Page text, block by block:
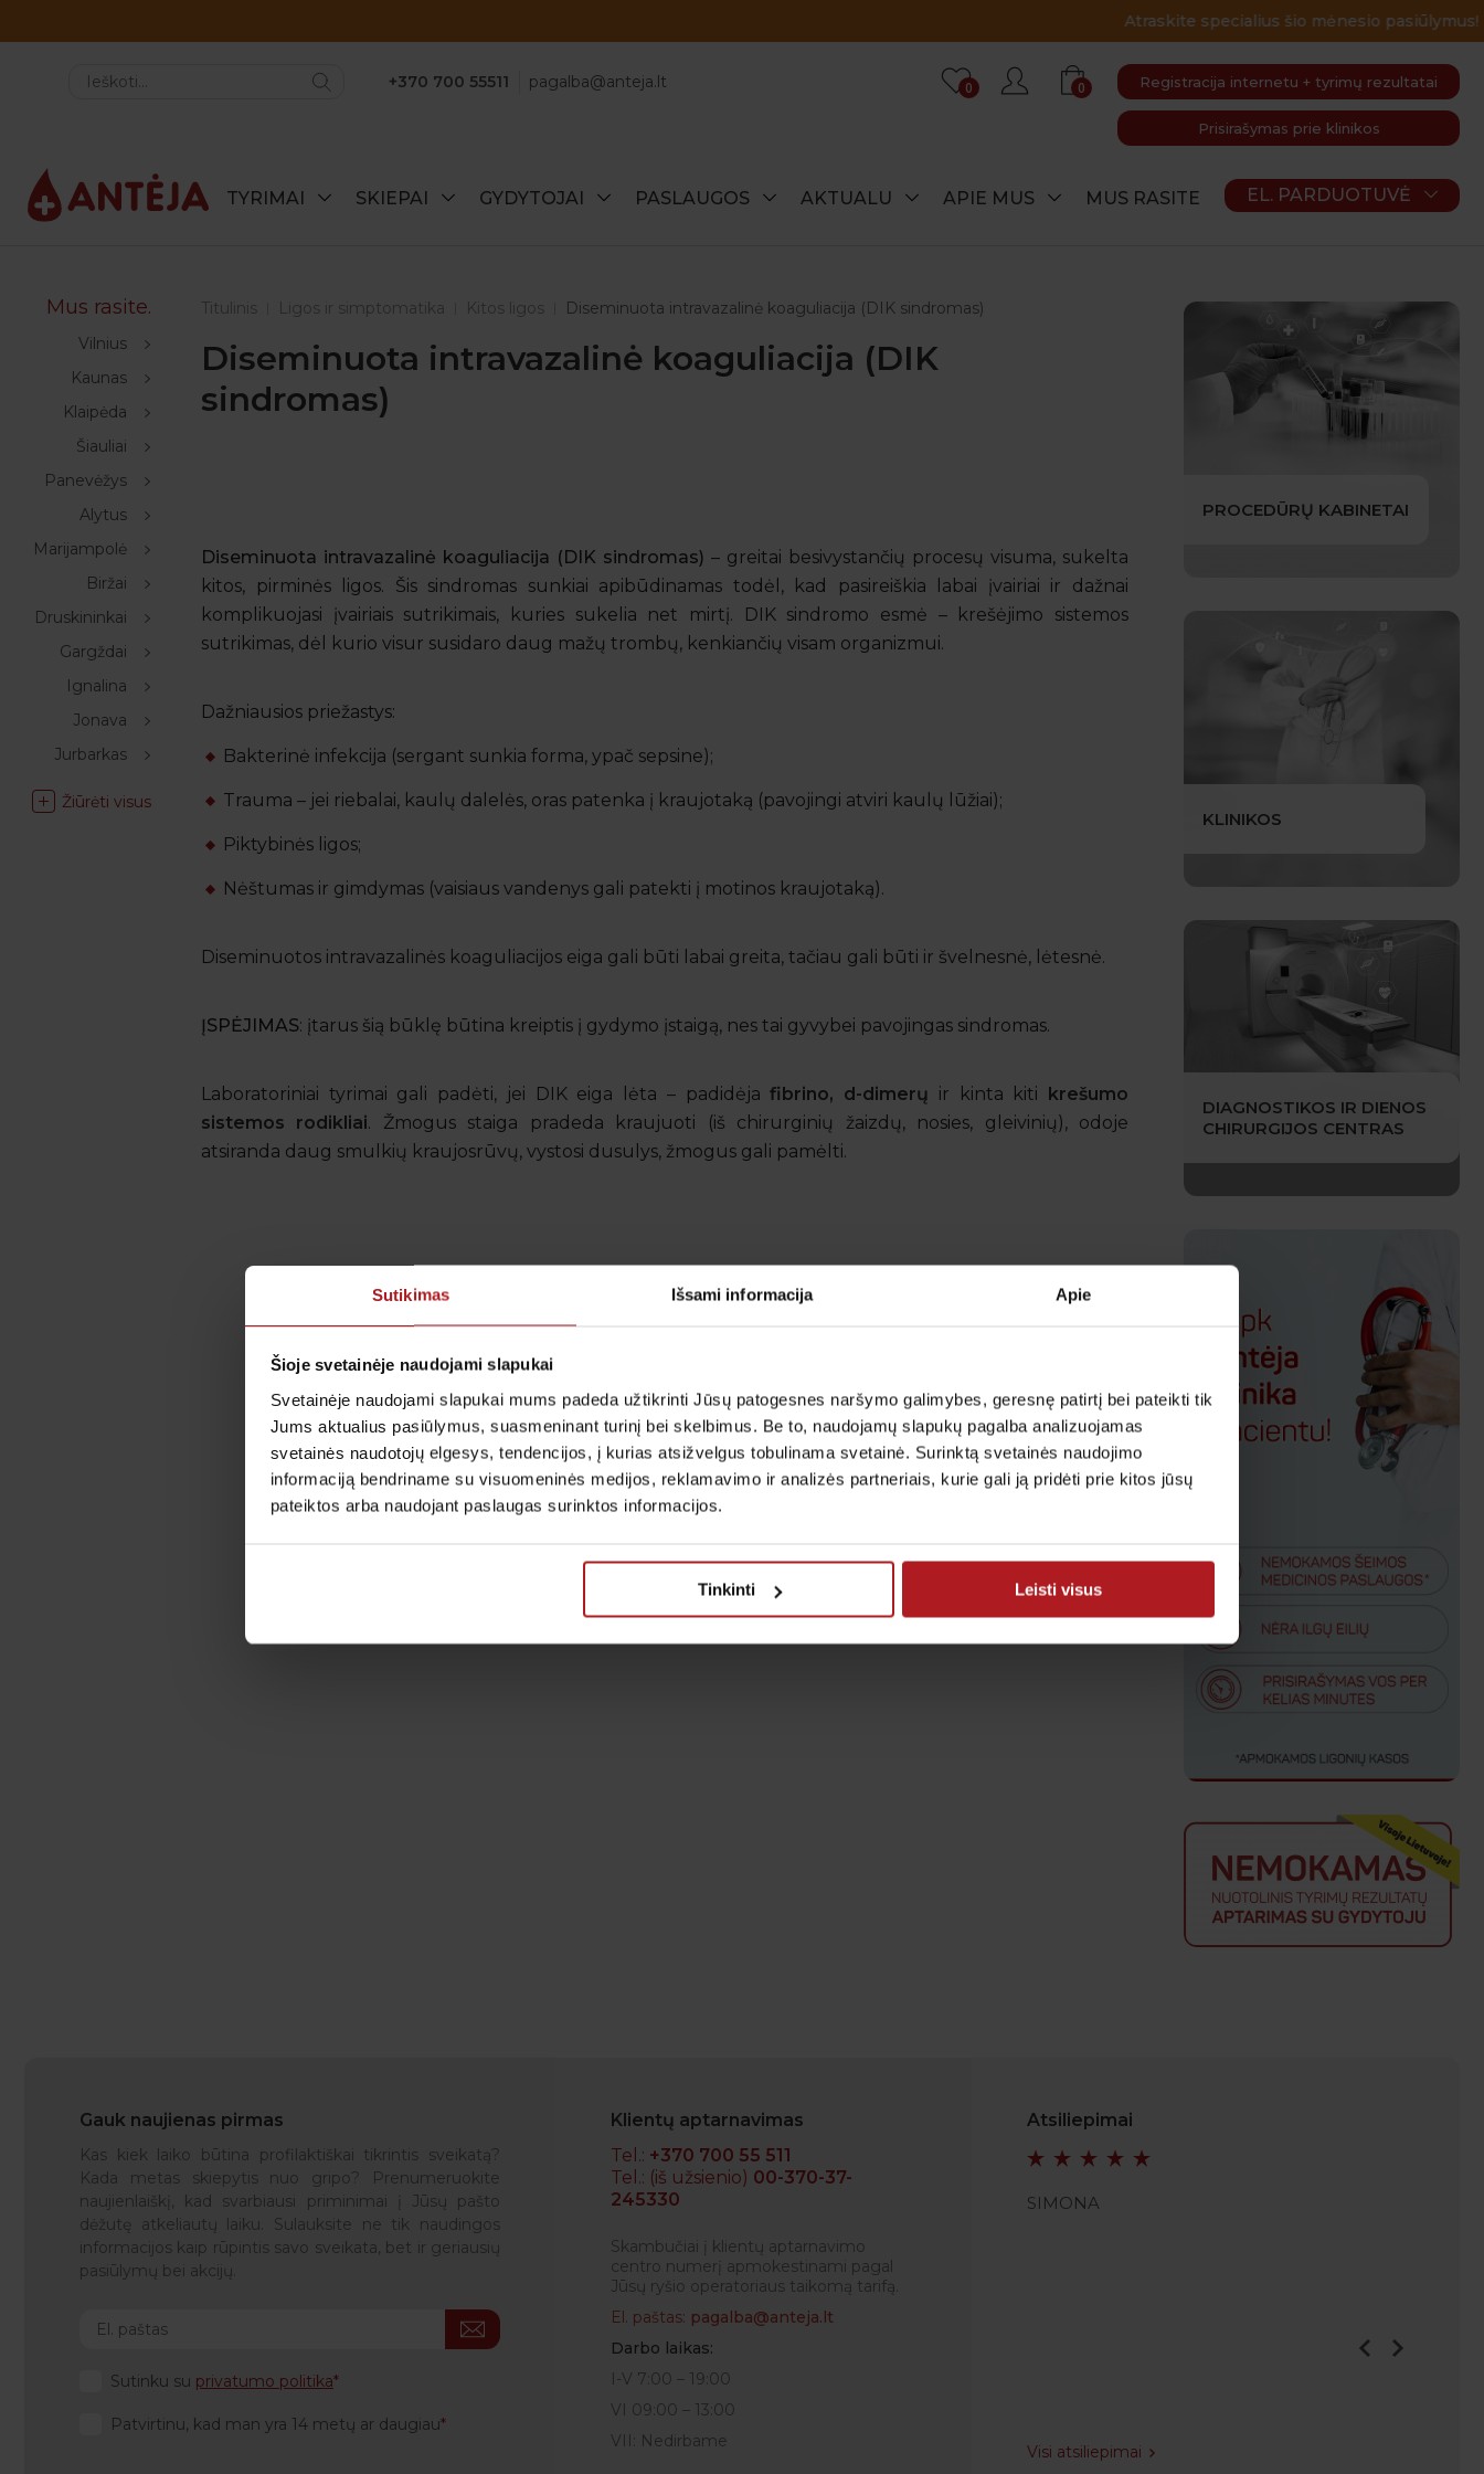
Sutikimas Išsami informacija Apie
Šioje svetainėje naudojami slapukai
Svetainėje naudojami slapukai mums padeda užtikrinti Jūsų patogesnes naršymo galimybes, geresnę patirtį bei pateikti tik
Jums aktualius pasiūlymus, suasmeninant turinį bei skelbimus. Be to, naudojamų slapukų pagalba analizuojamas
svetainės naudotojų elgesys, tendencijos, į kurias atsižvelgus tobulinama svetainė. Surinktą svetainės naudojimo
informaciją bendriname su visuomeninės medijos, reklamavimo ir analizės partneriais, kurie gali ją pridėti prie kitos jūsų
pateiktos arba naudojant paslaugas surinktos informacijos.
Tinkinti Leisti visus
+370 700 55511 pagalba@anteja.lt Registracija internetu + tyrimų rezultatai
Prisirašymas prie klinikos
0 0
TYRIMAI SKIEPAI GYDYTOJAI PASLAUGOS AKTUALU APIE MUS MUS RASITE EL. PARDUOTUVĖ
Mus rasite.
Vilnius
Kaunas
Klaipėda
Šiauliai
Panevėžys
Alytus
Marijampolė
Biržai
Druskininkai
Gargždai
Ignalina
Jonava
Jurbarkas
Žiūrėti visus
Titulinis Ligos ir simptomatika Kitos ligos Diseminuota intravazalinė koaguliacija (DIK sindromas)
Diseminuota intravazalinė koaguliacija (DIK
sindromas)
Diseminuota intravazalinė koaguliacija (DIK sindromas) – greitai besivystančių procesų visuma, sukelta
kitos, pirminės ligos. Šis sindromas sunkiai apibūdinamas todėl, kad pasireiškia labai įvairiai ir dažnai
komplikuojasi įvairiais sutrikimais, kuries sukelia net mirtį. DIK sindromo esmė – krešėjimo sistemos
sutrikimas, dėl kurio visur susidaro daug mažų trombų, kenkiančių visam organizmui.
Dažniausios priežastys:
Bakterinė infekcija (sergant sunkia forma, ypač sepsine);
Trauma – jei riebalai, kaulų dalelės, oras patenka į kraujotaką (pavojingi atviri kaulų lūžiai);
Piktybinės ligos;
Nėštumas ir gimdymas (vaisiaus vandenys gali patekti į motinos kraujotaką).
Diseminuotos intravazalinės koaguliacijos eiga gali būti labai greita, tačiau gali būti ir švelnesnė, lėtesnė.
ĮSPĖJIMAS: įtarus šią būklę būtina kreiptis į gydymo įstaigą, nes tai gyvybei pavojingas sindromas.
Laboratoriniai tyrimai gali padėti, jei DIK eiga lėta – padidėjafibrino, d-dimerų ir kinta kiti krešumo
sistemos rodikliai. Žmogus staiga pradeda kraujuoti (iš chirurginių žaizdų, nosies, gleivinių), odoje
atsiranda daug smulkių kraujosrūvų, vystosi dusulys, žmogus gali pamėlti.
PROCEDŪRŲ KABINETAI
KLINIKOS
DIAGNOSTIKOS IR DIENOS
CHIRURGIJOS CENTRAS
Gauk naujienas pirmas
Kas kiek laiko būtina profilaktiškai tikrintis sveikatą?
Kada metas skiepytis nuo gripo? Prenumeruokite
naujienlaiškį, kad svarbiausi priminimai į Jūsų pašto
dėžutę atkeliautų laiku. Sulauksite ne tik naudingos
informacijos kaip rūpintis savo sveikata, bet ir geriausių
pasiūlymų bei akcijų.
Sutinku su privatumo politika
Patvirtinu, kad man yra 14 metų ar daugiau
Klientų aptarnavimas
Tel.: +370 700 55 511
Tel.: (iš užsienio) 00-370-37-
245330
Skambučiai į klientų aptarnavimo
centro numerį apmokestinami pagal
Jūsų ryšio operatoriaus taikomą tarifą.
El. paštas: pagalba@anteja.lt
Darbo laikas:
I-V 7:00 – 19:00
VI 09:00 – 13:00
VII: Nedirbame
Atsiliepimai
RENATA SIMONA
Visi atsiliepimai